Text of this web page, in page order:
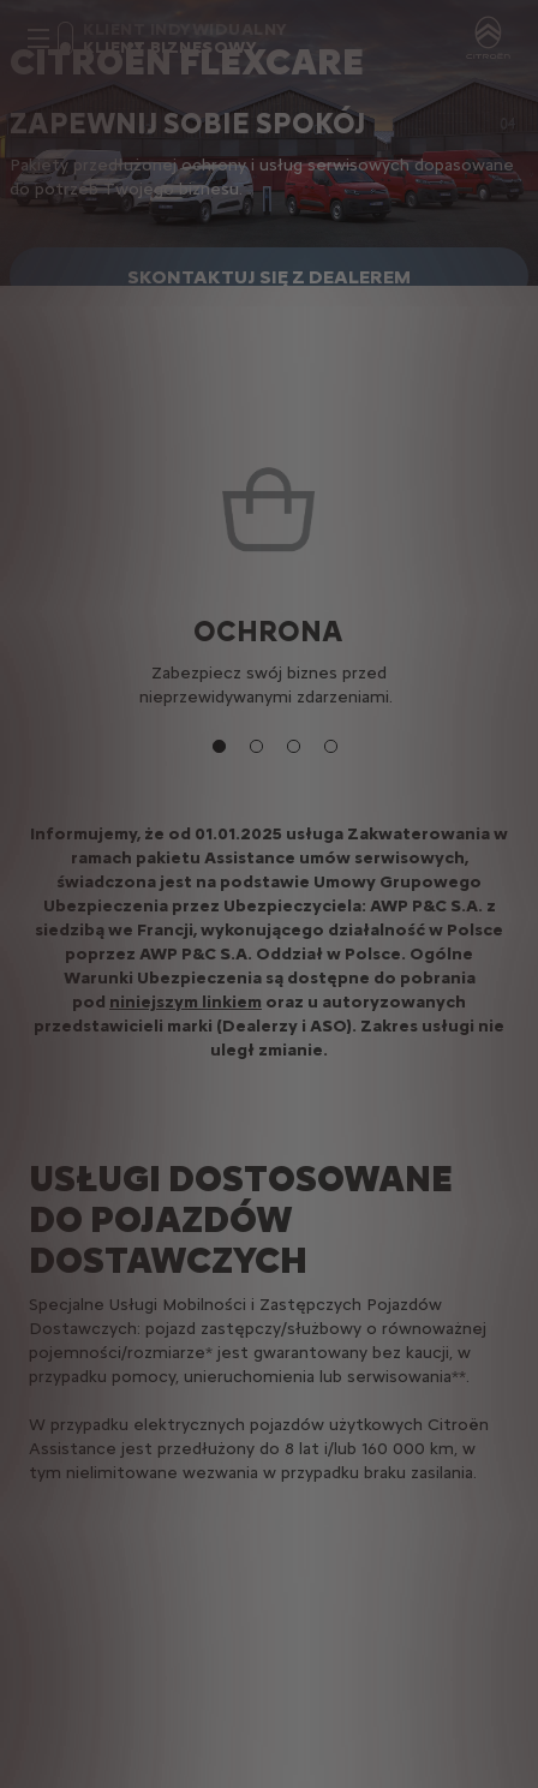
KLIENT BIZNESOWY
CITROËN FLEXCARE
ZAPEWNIJ SOBIE SPOKÓJ
Pakiety przedłużonej ochrony i usług serwisowych dopasowane
do potrzeb Twojego biznesu.
SKONTAKTUJ SIĘ Z DEALEREM
OCHRONA
Zabezpiecz swój biznes przed
nieprzewidywanymi zdarzeniami.
Informujemy, że od 01.01.2025 usługa Zakwaterowania w
ramach pakietu Assistance umów serwisowych,
świadczona jest na podstawie Umowy Grupowego
Ubezpieczenia przez Ubezpieczyciela: AWP P&C S.A. z
siedzibą we Francji, wykonującego działalność w Polsce
poprzez AWP P&C S.A. Oddział w Polsce. Ogólne
Warunki Ubezpieczenia są dostępne do pobrania
pod niniejszym linkiem oraz u autoryzowanych
przedstawicieli marki (Dealerzy i ASO). Zakres usługi nie
uległ zmianie.
USŁUGI DOSTOSOWANE
DO POJAZDÓW
DOSTAWCZYCH
Specjalne Usługi Mobilności i Zastępczych Pojazdów
Dostawczych: pojazd zastępczy/służbowy o równoważnej
pojemności/rozmiarze* jest gwarantowany bez kaucji, w
przypadku pomocy, unieruchomienia lub serwisowania**.
W przypadku elektrycznych pojazdów użytkowych Citroën
Assistance jest przedłużony do 8 lat i/lub 160 000 km, w
tym nielimitowane wezwania w przypadku braku zasilania.